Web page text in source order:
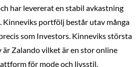
har levererat en stabil avkastning
. Kinneviks portfölj består utav många
som Investors. Kinneviks största
är Zalando vilket är en stor online
för mode och livsstil.